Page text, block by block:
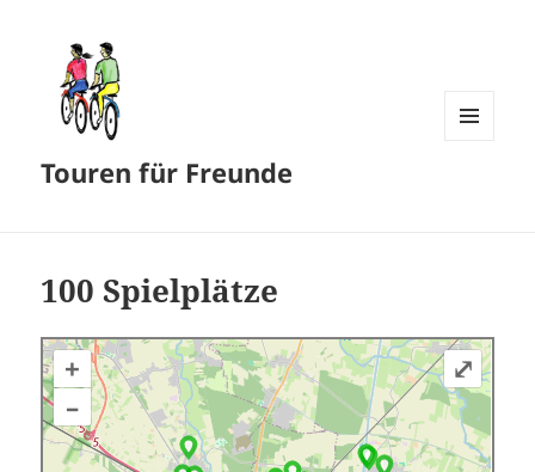
Touren für Freunde
100 Spielplätze
+
–
⤢